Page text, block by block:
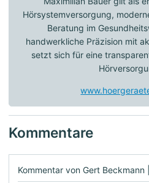
Hörsystemversorgung,
Beratung im
handwerkliche Präzision mit
setzt sich für eine
Kommentare
Kommentar von Gert Beckmann |